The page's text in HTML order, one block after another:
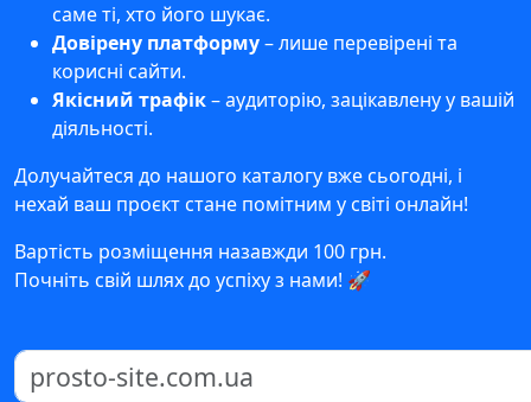
саме ті, хто його шукає.
Довірену платформу– лише перевірені та
корисні сайти.
Якісний трафік– аудиторію, зацікавлену у вашій
діяльності.
Долучайтеся до нашого каталогу вже сьогодні, і
нехай ваш проєкт стане помітним у світі онлайн!
Вартість розміщення назавжди 100 грн.
Почніть свій шлях до успіху з нами! 🚀